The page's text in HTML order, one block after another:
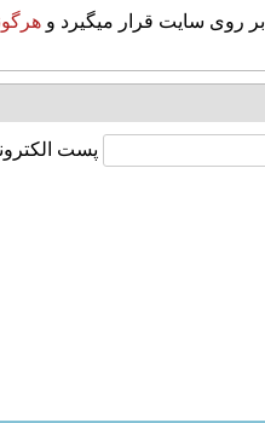
بر روی سایت قرار میگیرد و
پست